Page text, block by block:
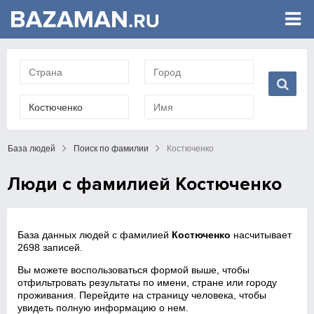
База людей Поиск по фамилии Костюченко
Люди с фамилией Костюченко
База данных людей с фамилией Костюченко насчитывает
2698 записей.
Вы можете воспользоваться формой выше, чтобы
отфильтровать результаты по имени, стране или городу
проживания. Перейдите на страницу человека, чтобы
увидеть полную информацию о нем.